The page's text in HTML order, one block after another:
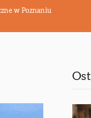
w Poznaniu